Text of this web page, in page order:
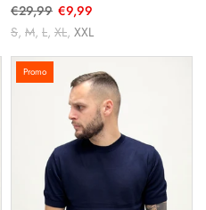
€29,99 €9,99
S M L XL XXL
Promo